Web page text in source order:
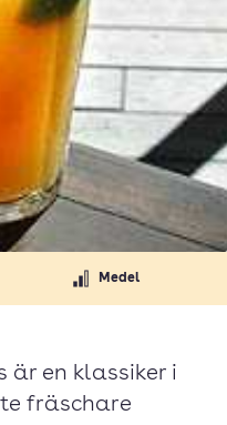
Medel
är en klassiker i
fräschare